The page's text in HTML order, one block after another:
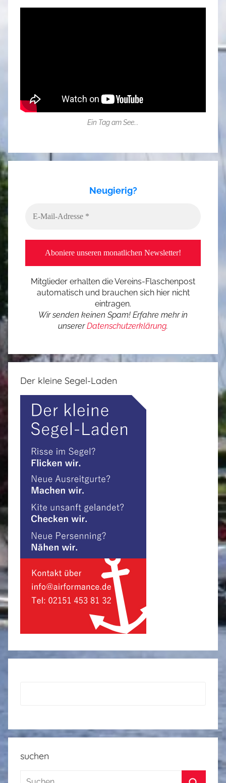
Ein Tag am See...
Neugierig?
Mitglieder erhalten die Vereins-Flaschenpost
automatisch und brauchen sich hier nicht
eintragen.
Wir senden keinen Spam! Erfahre mehr in
unsererDatenschutzerklärung.
Der kleine Segel-Laden
suchen
Suchen